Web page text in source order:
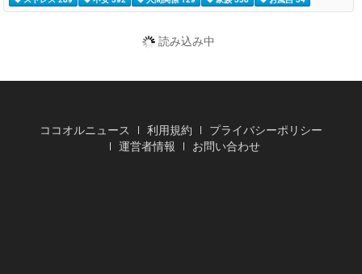
読み込み中
ココオルニュース 利用規約
プライバシーポリシー
運営者情報
お問い合わせ